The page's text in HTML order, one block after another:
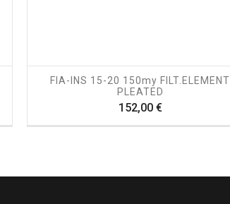
FIA-INS 15-20 150my FILT.ELEMENT
PLEATED
152,00 €Prezzo